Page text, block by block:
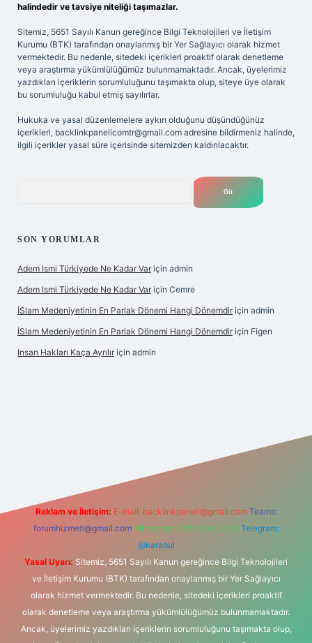
halindedir ve tavsiye niteliği taşımazlar.
Sitemiz, 5651 Sayılı Kanun gereğince Bilgi Teknolojileri ve İletişim
Kurumu (BTK) tarafından onaylanmış bir Yer Sağlayıcı olarak hizmet
vermektedir. Bu nedenle, sitedeki içerikleri proaktif olarak denetleme
veya araştırma yükümlülüğümüz bulunmamaktadır. Ancak, üyelerimiz
yazdıkları içeriklerin sorumluluğunu taşımakta olup, siteye üye olarak
bu sorumluluğu kabul etmiş sayılırlar.
Hukuka ve yasal düzenlemelere aykırı olduğunu düşündüğünüz
içerikleri, backlinkpanelicomtr@gmail.com adresine bildirmeniz halinde,
ilgili içerikler yasal süre içerisinde sitemizden kaldırılacaktır.
SON YORUMLAR
Adem Ismi Türkiyede Ne Kadar Var için admin
Adem Ismi Türkiyede Ne Kadar Var için Cemre
İSlam Medeniyetinin En Parlak Dönemi Hangi Dönemdir için admin
İSlam Medeniyetinin En Parlak Dönemi Hangi Dönemdir için Figen
Insan Hakları Kaça Ayrılır için admin
Reklam ve İletişim: E-mail: backlinkpaneli@gmail.com Teams:
forumhizmeti@gmail.com Whatsapp: 0262 606 0 726 Telegram:
@karabul
Yasal Uyarı: Sitemiz, 5651 Sayılı Kanun gereğince Bilgi Teknolojileri
ve İletişim Kurumu (BTK) tarafından onaylanmış bir Yer Sağlayıcı
olarak hizmet vermektedir. Bu nedenle, sitedeki içerikleri proaktif
olarak denetleme veya araştırma yükümlülüğümüz bulunmamaktadır.
Ancak, üyelerimiz yazdıkları içeriklerin sorumluluğunu taşımakta olup,